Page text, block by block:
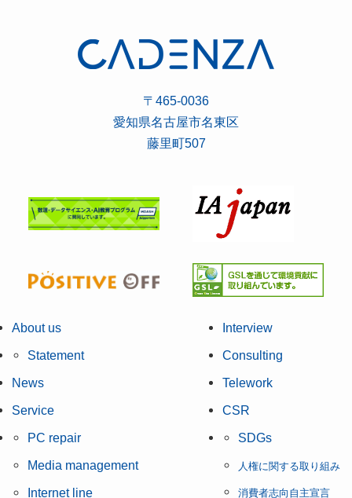
〒465-0036
愛知県名古屋市名東区
藤里町507
About us
Statement
News
Service
PC repair
Media management
Internet line
Interview
Consulting
Telework
CSR
SDGs
人権に関する取り組み
消費者志向自主宣言